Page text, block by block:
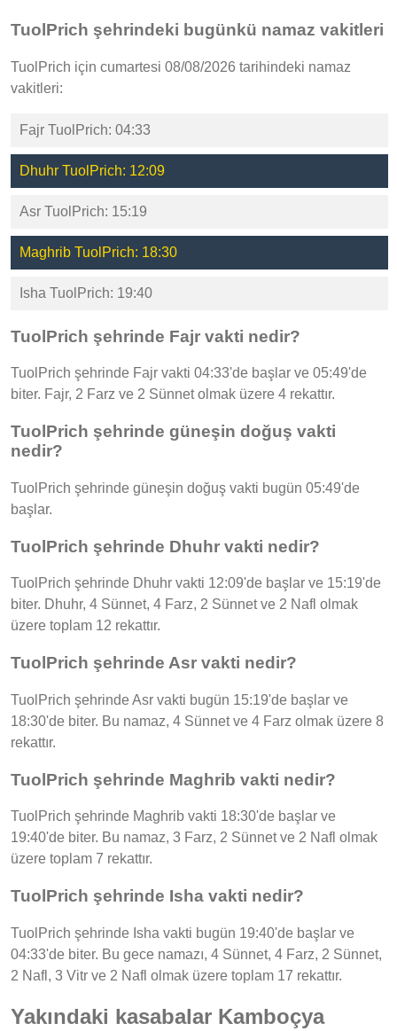
TuolPrich şehrindeki bugünkü namaz vakitleri
TuolPrich için cumartesi 08/08/2026 tarihindeki namaz
vakitleri:
Fajr TuolPrich: 04:33
Dhuhr TuolPrich: 12:09
Asr TuolPrich: 15:19
Maghrib TuolPrich: 18:30
Isha TuolPrich: 19:40
TuolPrich şehrinde Fajr vakti nedir?
TuolPrich şehrinde Fajr vakti 04:33'de başlar ve 05:49'de
biter. Fajr, 2 Farz ve 2 Sünnet olmak üzere 4 rekattır.
TuolPrich şehrinde güneşin doğuş vakti
nedir?
TuolPrich şehrinde güneşin doğuş vakti bugün 05:49'de
başlar.
TuolPrich şehrinde Dhuhr vakti nedir?
TuolPrich şehrinde Dhuhr vakti 12:09'de başlar ve 15:19'de
biter. Dhuhr, 4 Sünnet, 4 Farz, 2 Sünnet ve 2 Nafl olmak
üzere toplam 12 rekattır.
TuolPrich şehrinde Asr vakti nedir?
TuolPrich şehrinde Asr vakti bugün 15:19'de başlar ve
18:30'de biter. Bu namaz, 4 Sünnet ve 4 Farz olmak üzere 8
rekattır.
TuolPrich şehrinde Maghrib vakti nedir?
TuolPrich şehrinde Maghrib vakti 18:30'de başlar ve
19:40'de biter. Bu namaz, 3 Farz, 2 Sünnet ve 2 Nafl olmak
üzere toplam 7 rekattır.
TuolPrich şehrinde Isha vakti nedir?
TuolPrich şehrinde Isha vakti bugün 19:40'de başlar ve
04:33'de biter. Bu gece namazı, 4 Sünnet, 4 Farz, 2 Sünnet,
2 Nafl, 3 Vitr ve 2 Nafl olmak üzere toplam 17 rekattır.
Yakındaki kasabalar Kamboçya